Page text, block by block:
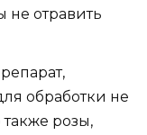
не отравить
обработки не
розы,